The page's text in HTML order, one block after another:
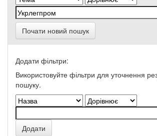
Почати новий пошук
Додати фільтри:
Використовуйте фільтри для уточнення
пошуку.